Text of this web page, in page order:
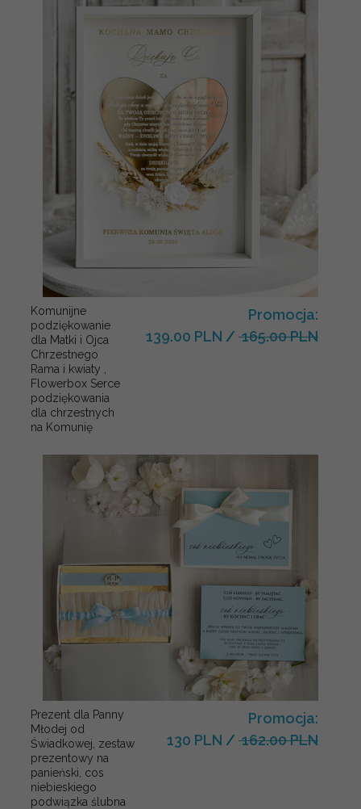
Komunijne
podziękowanie
dla Matki i Ojca
Chrzestnego
Rama i kwiaty ,
Flowerbox Serce
podziękowania
dla chrzestnych
na Komunię
Promocja:
139.00 PLN / 165.00 PLN
Prezent dla Panny
Młodej od
Świadkowej, zestaw
prezentowy na
panieński, cos
niebieskiego
podwiązka ślubna
Promocja:
130 PLN / 162.00 PLN